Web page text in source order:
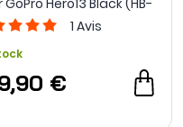
1 Avis
€